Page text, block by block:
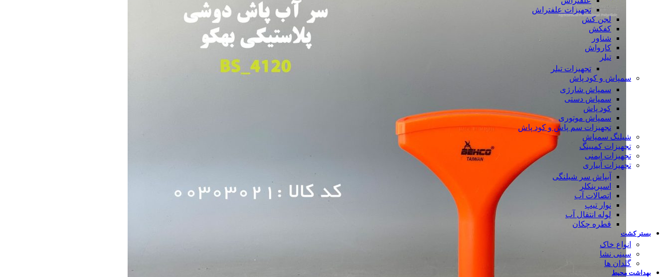
تجهیزات علفتراش
لجن کش
کفکش
شناور
کارواش
تیلر
تجهیزات تیلر
سمپاش و کود پاش
سمپاش شارژی
سمپاش دستی
کود پاش
سمپاش موتوری
تجهیزات سم پاش و کود پاش
شیلنگ سمپاش
تجهیزات کمپینگ
تجهیزات ایمنی
تجهیزات آبیاری
آبپاش سر شیلنگی
اسپرینکلر
اتصالات آب
نوار تیپ
لوله انتقال آب
قطره چکان
بستر کشت
انواع خاک
سینی نشا
گلدان ها
بهداشت محیط